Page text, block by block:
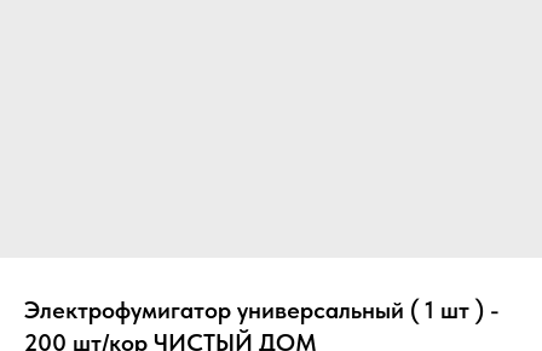
Электрофумигатор универсальный ( 1 шт ) -
200 шт/кор ЧИСТЫЙ ДОМ